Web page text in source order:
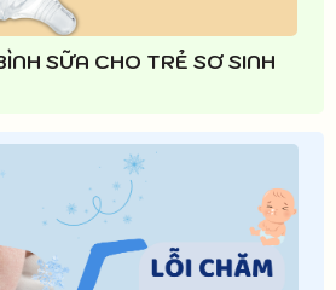
SỮA CHO TRẺ SƠ SINH